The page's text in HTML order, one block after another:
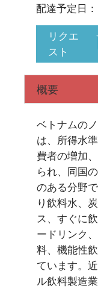
配達予定日
リクエ
スト
概要
ベトナムの
は、所得水
費者の増加
られ、同国
のある分野
り飲料水、
ス、すぐに
ードリンク
料、機能性
ています。
ル飲料製造